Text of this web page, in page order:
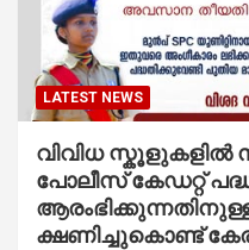
LATEST NEWS
വിവിധ
പോലീസ് കേഡറ്റ്
ക്ഷണിച്ചുകൊണ്ട്